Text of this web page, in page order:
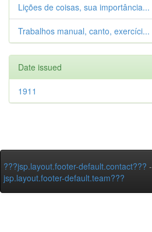
Lições de coisas, sua importância...
Trabalhos manual, canto, exercíci...
Date issued
1911
???jsp.layout.footer-default.contact??? -
jsp.layout.footer-default.team???